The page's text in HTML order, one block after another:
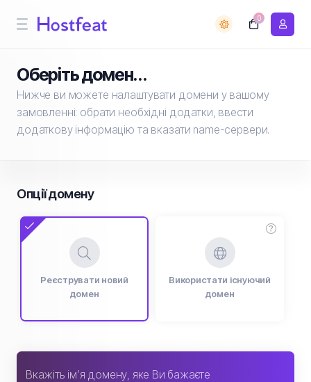
0
Оберіть домен...
Нижче ви можете налаштувати домени у вашому
замовленні: обрати необхідні додатки, ввести
додаткову інформацію та вказати name-сервери.
Опції домену
Реєструвати новий
домен
Використати існуючий
домен
Вкажіть ім’я домену, яке Ви бажаєте